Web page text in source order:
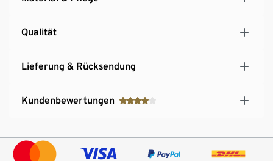
Qualität
Lieferung & Rücksendung
Kundenbewertungen